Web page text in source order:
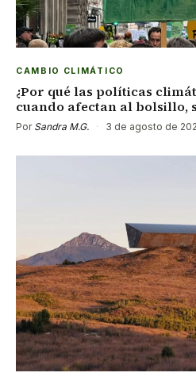
CAMBIO CLIMÁTICO
¿Por qué las políticas
cuando afectan al bolsillo,
Por Sandra M.G. · 3 de agosto de